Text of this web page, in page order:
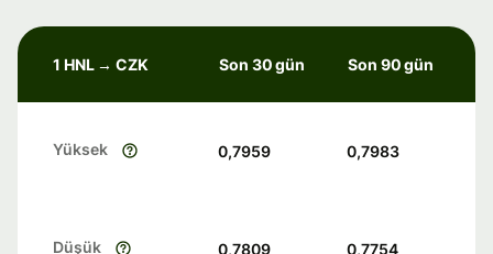
1 HNL → CZK Son 30 gün Son 90 gün
Yüksek 0,7959 0,7983
Düşük 0,7809 0,7754